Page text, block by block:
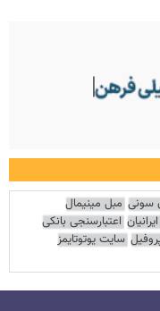
سونی مبل مینیمال
اعتبارسنجی بانکی
سایت یوتوتایمز